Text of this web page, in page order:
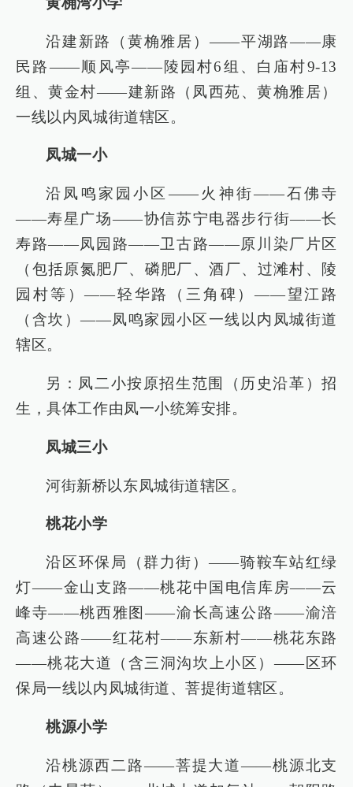
沿建新路（黄桷雅居）——平湖路——康
民路——顺风亭——陵园村6组、白庙村9-13
组、黄金村——建新路（凤西苑、黄桷雅居）
一线以内凤城街道辖区。
凤城一小
沿凤鸣家园小区——火神街——石佛寺
——寿星广场——协信苏宁电器步行街——长
寿路——凤园路——卫古路——原川染厂片区
（包括原氮肥厂、磷肥厂、酒厂、过滩村、陵
园村等）——轻华路（三角碑）——望江路
（含坎）——凤鸣家园小区一线以内凤城街道
辖区。
另：凤二小按原招生范围（历史沿革）招
生，具体工作由凤一小统筹安排。
凤城三小
河街新桥以东凤城街道辖区。
桃花小学
沿区环保局（群力街）——骑鞍车站红绿
灯——金山支路——桃花中国电信库房——云
峰寺——桃西雅图——渝长高速公路——渝涪
高速公路——红花村——东新村——桃花东路
——桃花大道（含三洞沟坎上小区）——区环
保局一线以内凤城街道、菩提街道辖区。
桃源小学
沿桃源西二路——菩提大道——桃源北支